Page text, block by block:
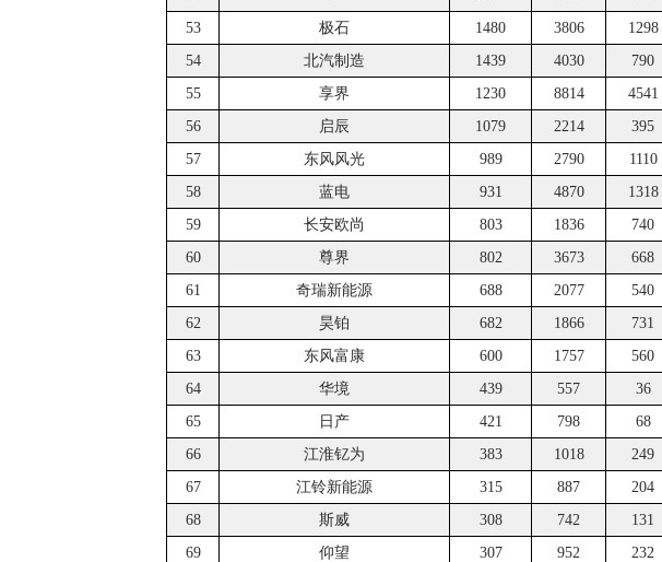
53
极石 1480 3806 1298
54
北汽制造 1439 4030 790
55
享界 1230 8814 4541
56
启辰 1079 2214 395
57
东风风光 989 2790 1110
58
蓝电 931 4870 1318
59
长安欧尚 803 1836 740
60
尊界 802 3673 668
61
奇瑞新能源 688 2077 540
62
昊铂 682 1866 731
63
东风富康 600 1757 560
64
华境 439 557 36
65
日产 421 798 68
66
江淮钇为 383 1018 249
67
江铃新能源 315 887 204
68
斯威 308 742 131
69
仰望 307 952 232